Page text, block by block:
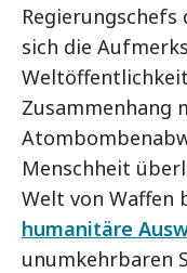
sich die
Zusammenhang
Menschheit
Welt von Waffen
humanitäre
unumkehrbaren